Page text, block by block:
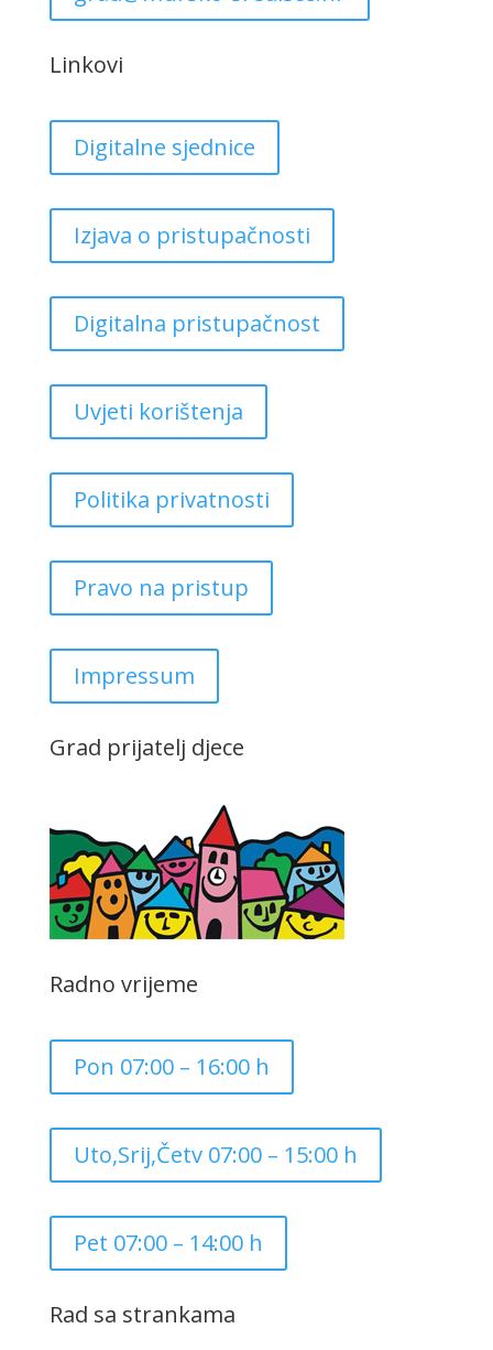
Linkovi
Digitalne sjednice
Izjava o pristupačnosti
Digitalna pristupačnost
Uvjeti korištenja
Politika privatnosti
Pravo na pristup
Impressum
Grad prijatelj djece
Radno vrijeme
Pon 07:00 – 16:00 h
Uto,Srij,Četv 07:00 – 15:00 h
Pet 07:00 – 14:00 h
Rad sa strankama